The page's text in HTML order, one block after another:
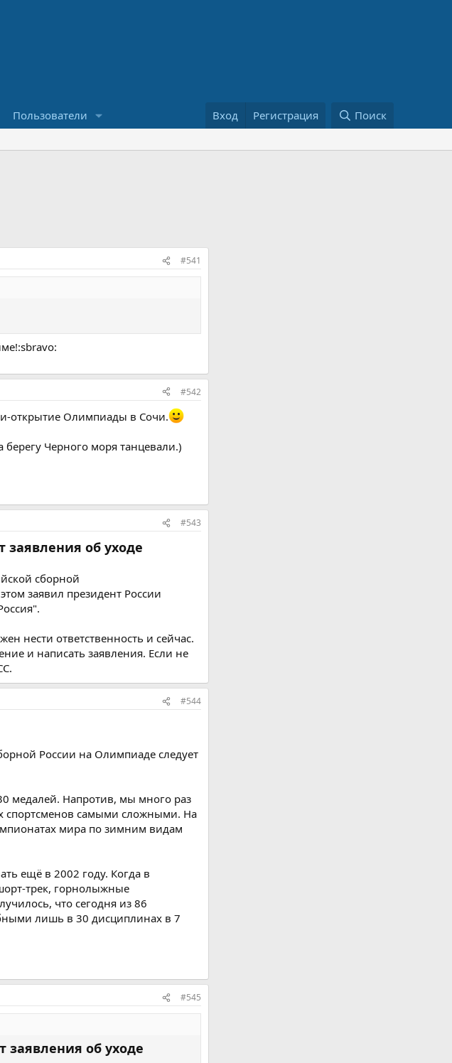
Пользователи Вход Регистрация Поиск
#541
#542
открытие Олимпиады в Сочи.
Черного моря танцевали.)
#543
об уходе
сборной
заявил президент России
нести ответственность и сейчас.
и написать заявления. Если не
#544
России на Олимпиаде следует
медалей. Напротив, мы много раз
спортсменов самыми сложными. На
мира по зимним видам
ещё в 2002 году. Когда в
трек, горнолыжные
что сегодня из 86
лишь в 30 дисциплинах в 7
#545
об уходе